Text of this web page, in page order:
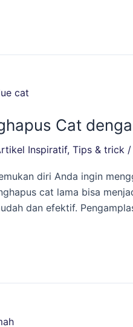
Cat
Inspiratif, Tips & trick /
diri Anda ingin
cat lama bisa
dan efektif.